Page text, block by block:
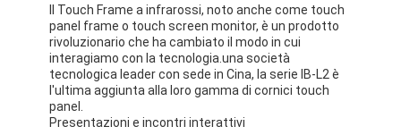
Il Touch Frame a infrarossi, noto anche come touch
panel frame o touch screen monitor, è un prodotto
rivoluzionario che ha cambiato il modo in cui
interagiamo con la tecnologia.una società
tecnologica leader con sede in Cina, la serie IB-L2 è
l'ultima aggiunta alla loro gamma di cornici touch
panel.
Presentazioni e incontri interattivi